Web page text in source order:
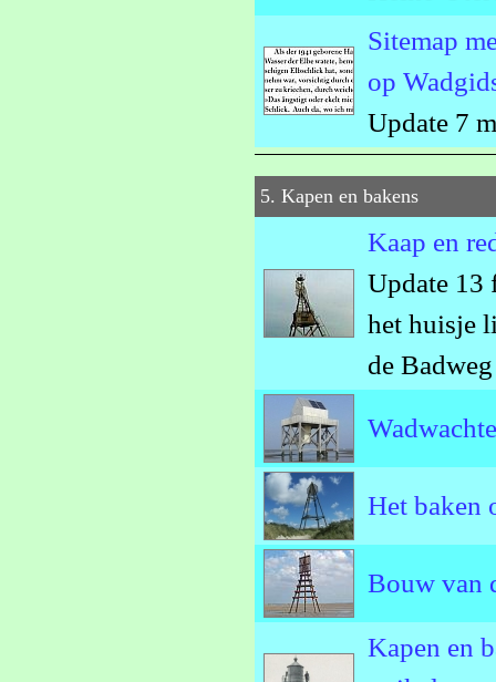
Sitemap
op
Update 7
5. Kapen en bakens
Kaap en
Update 13
het huisje
de
Het baken
Bouw van
Kapen en